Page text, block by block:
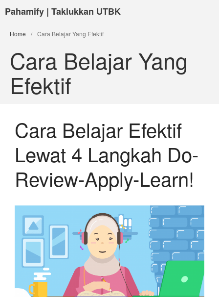
Pahamify | Taklukkan UTBK
Home / Cara Belajar Yang Efektif
Cara Belajar Yang
Efektif
Cara Belajar Efektif
Lewat 4 Langkah Do-
Review-Apply-Learn!